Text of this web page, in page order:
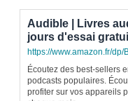
Audible | Livres
jours d'essai
https://www.amazon.fr/
Écoutez des best-sellers
podcasts populaires.
profiter sur vos appareils